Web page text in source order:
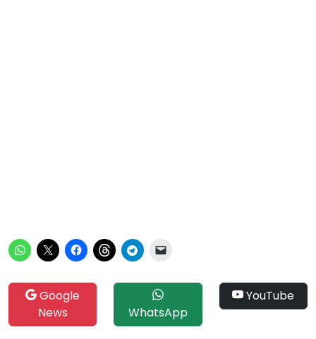
Google
News
WhatsApp
YouTube